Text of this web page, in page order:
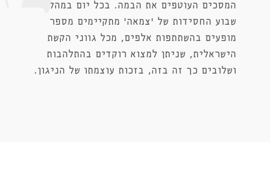
המסכים העוטפים את הבמה. בכל יום במהלך
שבוע החסידות של 'צמאה' מתקיימים מספר
מופעים בהשתתפות אלפים, מכל גווני הקשת
הישראלית, שניתן למצוא רוקדים בהתלהבות
ושלובים כך זה בזה, בזכות עוצמתו של הניגון.